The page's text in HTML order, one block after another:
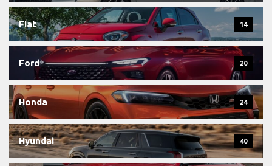
Fiat 14
Ford 20
Honda 24
Hyundai 40